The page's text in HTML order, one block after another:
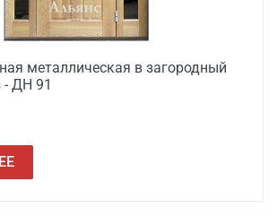
от 650
проема
металлическая в загородный
- ДН 91